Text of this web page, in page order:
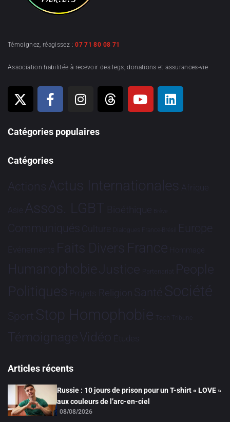
Témoignez, réagissez :07 71 80 08 71
Association habilitée à recevoir des legs, donations et assurances-vie
Catégories populaires
Catégories
Actions Actus Internationales Afrique
Asie Assos. LGBT Bioéthique Brève
Communiqués Culture Dialogues France-Brésil Europe
Evénements Faits Divers France Hommage
HumanophobieJustice Partenariat People
Politiques Projets Religion Santé Société
Sport Stop Homophobie Tech Tribune
TémoignageVidéo Études
Articles récents
Russie : 10 jours de prison pour un T-shirt « LOVE »
aux couleurs de l’arc-en-ciel
08/08/2026